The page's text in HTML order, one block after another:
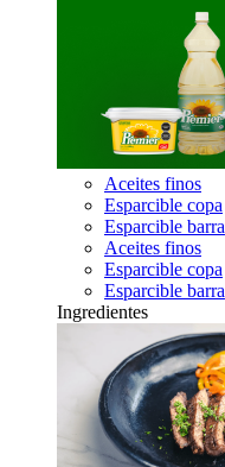
Aceites finos
Esparcible copa
Esparcible barra
Aceites finos
Esparcible copa
Esparcible barra
Ingredientes